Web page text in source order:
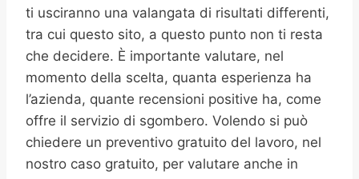
ti usciranno una valangata di risultati differenti,
tra cui questo sito, a questo punto non ti resta
che decidere. È importante valutare, nel
momento della scelta, quanta esperienza ha
l’azienda, quante recensioni positive ha, come
offre il servizio di sgombero. Volendo si può
chiedere un preventivo gratuito del lavoro, nel
nostro caso gratuito, per valutare anche in